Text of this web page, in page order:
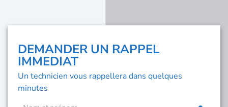
DEMANDER UN RAPPEL
IMMEDIAT
Un technicien vous rappellera dans quelques
minutes